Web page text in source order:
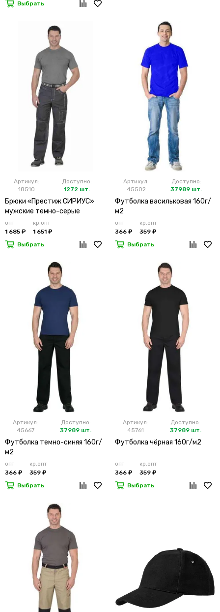
Выбрать
Артикул:
18510
Доступно:
1272 шт.
Брюки «Престиж СИРИУС»
мужские темно-серые
опт
1 685 ₽
кр.опт
1 651 ₽
Выбрать
Артикул:
45502
Доступно:
37989 шт.
Футболка васильковая 160г/
м2
опт
366 ₽
кр.опт
359 ₽
Выбрать
Артикул:
45667
Доступно:
37989 шт.
Футболка темно-синяя 160г/
м2
опт
366 ₽
кр.опт
359 ₽
Выбрать
Артикул:
45761
Доступно:
37989 шт.
Футболка чёрная 160г/м2
опт
366 ₽
кр.опт
359 ₽
Выбрать